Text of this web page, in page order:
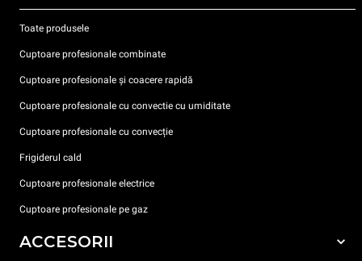
Toate produsele
Cuptoare profesionale combinate
Cuptoare profesionale și coacere rapidă
Cuptoare profesionale cu convectie cu umiditate
Cuptoare profesionale cu convecție
Frigiderul cald
Cuptoare profesionale electrice
Cuptoare profesionale pe gaz
ACCESORII